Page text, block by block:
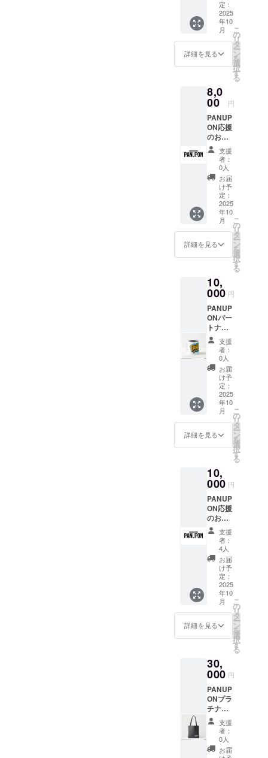
期限】
・2025
年10月1
日〜
2026年
1月31日
ます。
【内
カット
＋カ
ラー施
術（所
要時
間：約2
時間）
・他メ
ニュー
への変
更は差
額で調
です
(メール)
カッ
プ 2つ
325ml
：直径
8.1cm ×
高さ
9.7cm
テッ
カー1枚
10.16c
m x
10.16c
m シー
ト ・お
礼の
メッ
セージ
(メール)
定：
2025
年10
月
詳細を見る
こ
の
リ
タ
ー
ン
を
選
択
す
る
8,0
00 円
PANUP
ON応援
のお気
持ち
¥8,000
・お礼
のメッ
セージ
(2,000
円、
5,000
円、
10,000
円、
30,000
円、
円の
PANUP
ON応援
のお気
持ちリ
ターン
内容は
一緒に
なりま
す。)
支援
者：
0人
お届
け予
定：
2025
年10
月
詳細を見る
こ
の
リ
タ
ー
ン
を
選
択
す
る
10,
000 円
PANUP
ONパー
トナー
プラン
・オリ
ジナル
マグ
カップ
325ml
：直径
8.1cm ×
高さ
9.7cm
・オリ
ジナル
サイ
ズ :
40.64c
m x
71.12c
m ・オ
リジナ
ルス
テッ
カー
10.16c
m x
10.16c
m シー
ト ・お
礼の
メッ
(メール)
支援
者：
0人
お届
け予
定：
2025
年10
月
詳細を見る
こ
の
リ
タ
ー
ン
を
選
択
す
る
10,
000 円
PANUP
ON応援
のお気
持ち
¥10,000
・お礼
のメッ
セージ
(2,000
円、
5,000
円、
8,000
円、
30,000
円、
円の
PANUP
ON応援
のお気
持ちリ
ターン
内容は
一緒に
なりま
す。)
支援
者：
4人
お届
け予
定：
2025
年10
月
詳細を見る
こ
の
リ
タ
ー
ン
を
選
択
す
る
30,
000 円
PANUP
ONプラ
チナサ
ポート
プラン
・オリ
ジナル
支援
者：
0人
お届